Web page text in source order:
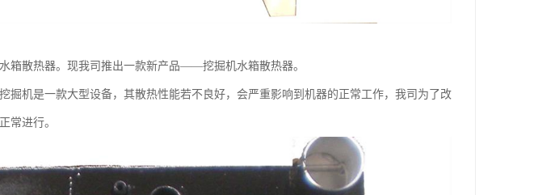
箱散热器。现我司推出一款新产品——挖掘机水箱散热器。
掘机是一款大型设备，其散热性能若不良好，会严重影响到机器的正常工作，我司为了改
常进行。